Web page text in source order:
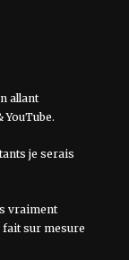
allant
YouTube.
je serais
vraiment
sur mesure